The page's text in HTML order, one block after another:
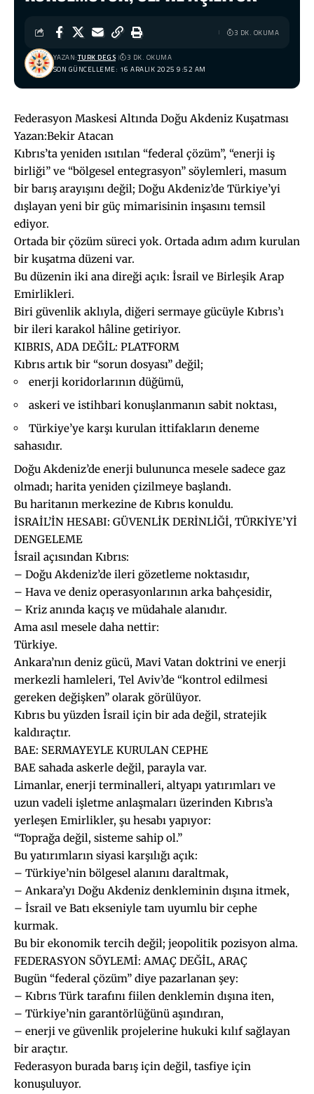
SON GÜNCELLEME: 16 ARALIK 2025 9:52 AM
YAZAN:TURK DEGS 3 DK. OKUMA
3 DK. OKUMA
Federasyon Maskesi Altında Doğu Akdeniz Kuşatması
Yazan:Bekir Atacan
Kıbrıs’ta yeniden ısıtılan “federal çözüm”, “enerji iş
birliği” ve “bölgesel entegrasyon” söylemleri, masum
bir barış arayışını değil; Doğu Akdeniz’de Türkiye’yi
dışlayan yeni bir güç mimarisinin inşasını temsil
ediyor.
Ortada bir çözüm süreci yok. Ortada adım adım kurulan
bir kuşatma düzeni var.
Bu düzenin iki ana direği açık: İsrail ve Birleşik Arap
Emirlikleri.
Biri güvenlik aklıyla, diğeri sermaye gücüyle Kıbrıs’ı
bir ileri karakol hâline getiriyor.
KIBRIS, ADA DEĞİL: PLATFORM
Kıbrıs artık bir “sorun dosyası” değil;
enerji koridorlarının düğümü,
askeri ve istihbari konuşlanmanın sabit noktası,
Türkiye’ye karşı kurulan ittifakların deneme
sahasıdır.
Doğu Akdeniz’de enerji bulununca mesele sadece gaz
olmadı; harita yeniden çizilmeye başlandı.
Bu haritanın merkezine de Kıbrıs konuldu.
İSRAİL’İN HESABI: GÜVENLİK DERİNLİĞİ, TÜRKİYE’Yİ
DENGELEME
İsrail açısından Kıbrıs:
– Doğu Akdeniz’de ileri gözetleme noktasıdır,
– Hava ve deniz operasyonlarının arka bahçesidir,
– Kriz anında kaçış ve müdahale alanıdır.
Ama asıl mesele daha nettir:
Türkiye.
Ankara’nın deniz gücü, Mavi Vatan doktrini ve enerji
merkezli hamleleri, Tel Aviv’de “kontrol edilmesi
gereken değişken” olarak görülüyor.
Kıbrıs bu yüzden İsrail için bir ada değil, stratejik
kaldıraçtır.
BAE: SERMAYEYLE KURULAN CEPHE
BAE sahada askerle değil, parayla var.
Limanlar, enerji terminalleri, altyapı yatırımları ve
uzun vadeli işletme anlaşmaları üzerinden Kıbrıs’a
yerleşen Emirlikler, şu hesabı yapıyor:
“Toprağa değil, sisteme sahip ol.”
Bu yatırımların siyasi karşılığı açık:
– Türkiye’nin bölgesel alanını daraltmak,
– Ankara’yı Doğu Akdeniz denkleminin dışına itmek,
– İsrail ve Batı ekseniyle tam uyumlu bir cephe
kurmak.
Bu bir ekonomik tercih değil; jeopolitik pozisyon alma.
FEDERASYON SÖYLEMİ: AMAÇ DEĞİL, ARAÇ
Bugün “federal çözüm” diye pazarlanan şey:
– Kıbrıs Türk tarafını fiilen denklemin dışına iten,
– Türkiye’nin garantörlüğünü aşındıran,
– enerji ve güvenlik projelerine hukuki kılıf sağlayan
bir araçtır.
Federasyon burada barış için değil, tasfiye için
konuşuluyor.